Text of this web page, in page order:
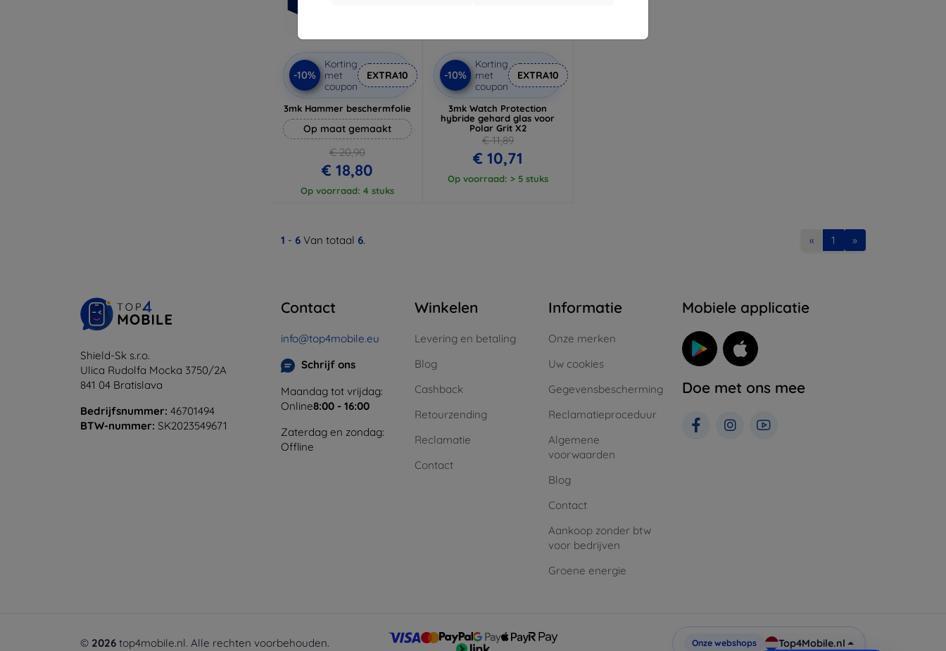
-10%
Korting
met
coupon
EXTRA10
3mk Hammer beschermfolie
Op maat gemaakt
€ 20,90
€ 18,80
Op voorraad: 4 stuks
-10%
Korting
met
coupon
EXTRA10
3mk Watch Protection
hybride gehard glas voor
Polar Grit X2
€ 11,89
€ 10,71
Op voorraad: > 5 stuks
1 - 6 Van totaal 6. « 1 »
Shield-Sk s.r.o.
Ulica Rudolfa Mocka 3750/2A
841 04 Bratislava
Bedrijfsnummer: 46701494
BTW-nummer: SK2023549671
Contact
info@top4mobile.eu
Schrijf ons
Maandag tot vrijdag:
Online8:00 - 16:00
Zaterdag en zondag:
Offline
Winkelen
Levering en betaling
Blog
Cashback
Retourzending
Reclamatie
Contact
Informatie
Onze merken
Uw cookies
Gegevensbescherming
Reclamatieproceduur
Algemene
voorwaarden
Blog
Contact
Aankoop zonder btw
voor bedrijven
Groene energie
Mobiele applicatie
Doe met ons mee
© 2026 top4mobile.nl. Alle rechten voorbehouden. Onze webshops Top4Mobile.nl